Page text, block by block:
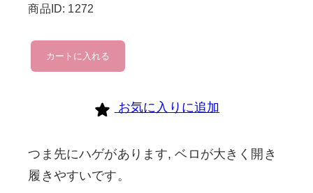
商品ID: 1272
ifme
個
カートに入れる
お気に入りに追加
つま先にハゲがあります, ベロが大きく開き
履きやすいです。